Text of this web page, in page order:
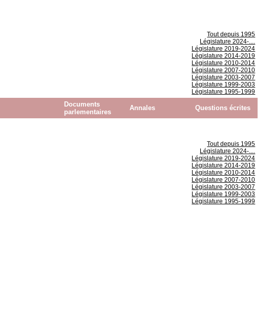
Tout depuis 1995
Législature 2024-....
Législature 2019-2024
Législature 2014-2019
Législature 2010-2014
Législature 2007-2010
Législature 2003-2007
Législature 1999-2003
Législature 1995-1999
Documents
parlementaires
Annales Questions écrites
Tout depuis 1995
Législature 2024-....
Législature 2019-2024
Législature 2014-2019
Législature 2010-2014
Législature 2007-2010
Législature 2003-2007
Législature 1999-2003
Législature 1995-1999